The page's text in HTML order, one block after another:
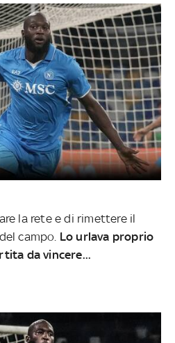
la rete e di rimettere il
campo. Lo urlava proprio
da vincere...